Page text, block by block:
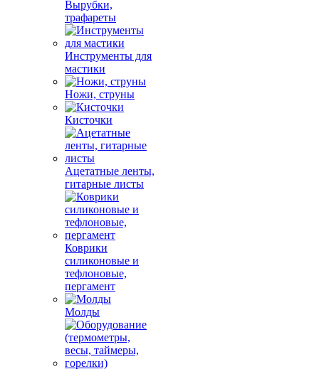
Вырубки,
трафареты
Инструменты для
мастики
Ножи, струны
Кисточки
Ацетатные ленты,
гитарные листы
Коврики
силиконовые и
тефлоновые,
пергамент
Молды